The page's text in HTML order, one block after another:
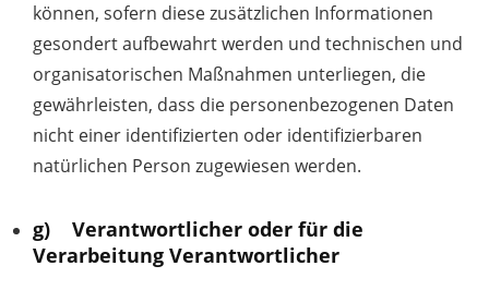
können, sofern diese zusätzlichen Informationen
gesondert aufbewahrt werden und technischen und
organisatorischen Maßnahmen unterliegen, die
gewährleisten, dass die personenbezogenen Daten
nicht einer identifizierten oder identifizierbaren
natürlichen Person zugewiesen werden.
g) Verantwortlicher oder für die
Verarbeitung Verantwortlicher